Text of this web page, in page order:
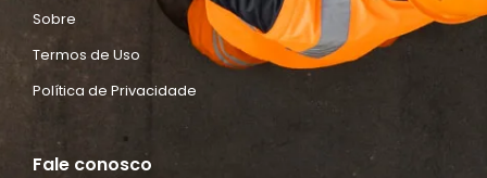
Sobre
Termos de Uso
Política de Privacidade
Fale conosco